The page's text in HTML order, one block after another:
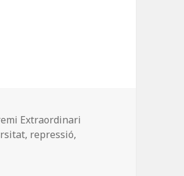
Extraordinari
, repressió,